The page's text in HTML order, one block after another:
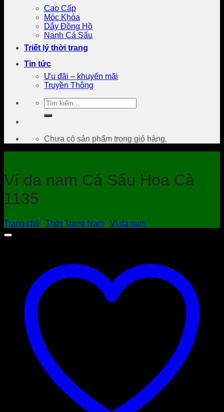
Cao Cấp
Móc Khóa
Dây Đồng Hồ
Nanh Cá Sấu
Triết lý thời trang
Tin tức
Ưu đãi – khuyến mãi
Truyền Thông
Tìm
kiếm:
Chưa có sản phẩm trong giỏ hàng.
Ví da nam Cá Sấu Hoa Cà
1135
Trang chủ / Thời Trang Nam / Ví da nam